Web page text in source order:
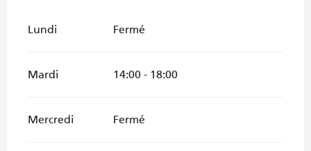
Lundi Fermé
Mardi 14:00 - 18:00
Mercredi Fermé